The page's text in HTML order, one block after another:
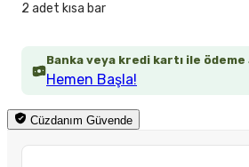
Banka veya kredi kartı ile ödeme
Hemen Başla!
Cüzdanım Güvende
2 adet kısa bar